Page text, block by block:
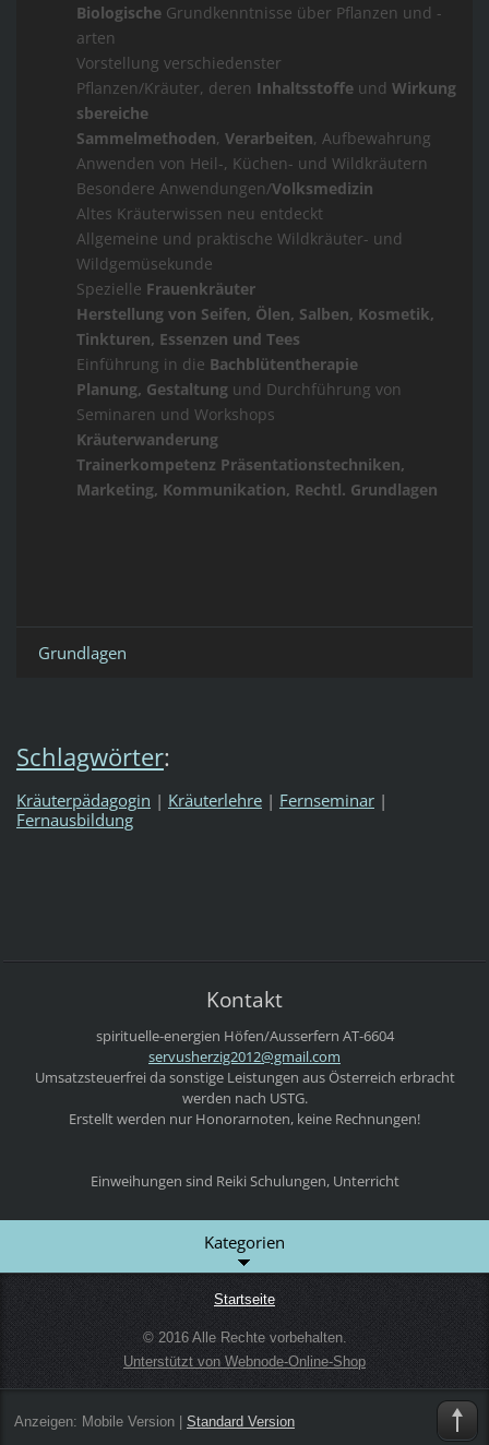
Biologische Grundkenntnisse über Pflanzen und -
arten
Vorstellung verschiedenster
Pflanzen/Kräuter, deren Inhaltsstoffe und Wirkung
sbereiche
Sammelmethoden, Verarbeiten, Aufbewahrung
Anwenden von Heil-, Küchen- und Wildkräutern
Besondere Anwendungen/Volksmedizin
Altes Kräuterwissen neu entdeckt
Allgemeine und praktische Wildkräuter- und
Wildgemüsekunde
Spezielle Frauenkräuter
Herstellung von Seifen, Ölen, Salben, Kosmetik,
Tinkturen, Essenzen und Tees
Einführung in die Bachblütentherapie
Planung, Gestaltungund Durchführung von
Seminaren und Workshops
Kräuterwanderung
Trainerkompetenz Präsentationstechniken,
Marketing, Kommunikation, Rechtl. Grundlagen
Grundlagen
Schlagwörter:
Kräuterpädagogin | Kräuterlehre | Fernseminar |
Fernausbildung
Kontakt
spirituelle-energien Höfen/Ausserfern AT-6604
servusherzig2012@gmail.com
Umsatzsteuerfrei da sonstige Leistungen aus Österreich erbracht
werden nach USTG.
Erstellt werden nur Honorarnoten, keine Rechnungen!
Einweihungen sind Reiki Schulungen, Unterricht
Kategorien
Startseite
© 2016 Alle Rechte vorbehalten.
Unterstützt von Webnode-Online-Shop
Anzeigen: Mobile Version| Standard Version